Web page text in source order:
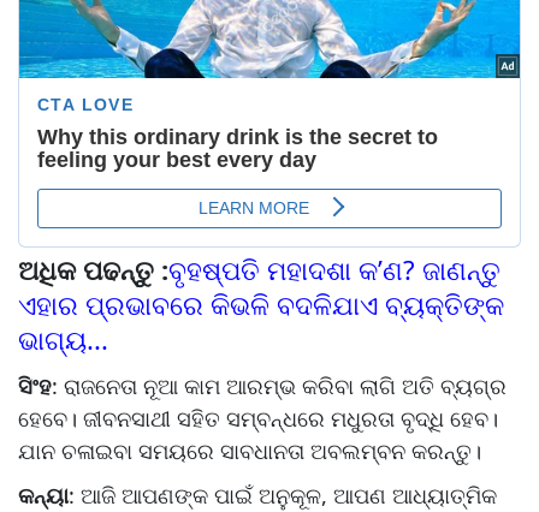
ଅଧିକ ପଢନ୍ତୁ :ବୃହଷ୍ପତି ମହାଦଶା କ’ଣ? ଜାଣନ୍ତୁ
ଏହାର ପ୍ରଭାବରେ କିଭଳି ବଦଳିଯାଏ ବ୍ୟକ୍ତିଙ୍କ
ଭାଗ୍ୟ...
ସିଂହ: ରାଜନେତା ନୂଆ କାମ ଆରମ୍ଭ କରିବା ଲାଗି ଅତି ବ୍ୟଗ୍ର
ହେବେ। ଜୀବନସାଥୀ ସହିତ ସମ୍ବନ୍ଧରେ ମଧୁରତା ବୃଦ୍ଧି ହେବ।
ଯାନ ଚଳାଇବା ସମୟରେ ସାବଧାନତା ଅବଲମ୍ବନ କରନ୍ତୁ।
କନ୍ୟା: ଆଜି ଆପଣଙ୍କ ପାଇଁ ଅନୁକୂଳ, ଆପଣ ଆଧ୍ୟାତ୍ମିକ